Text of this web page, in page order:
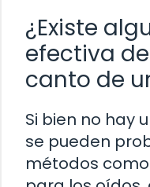
¿Existe
efectiva
canto de
Si bien no hay
se pueden
métodos